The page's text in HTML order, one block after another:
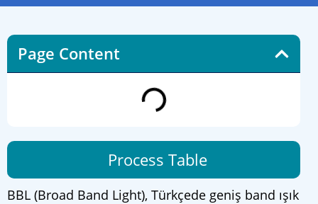
Page Content
Process Table
BBL (Broad Band Light), Türkçede geniş band ışık